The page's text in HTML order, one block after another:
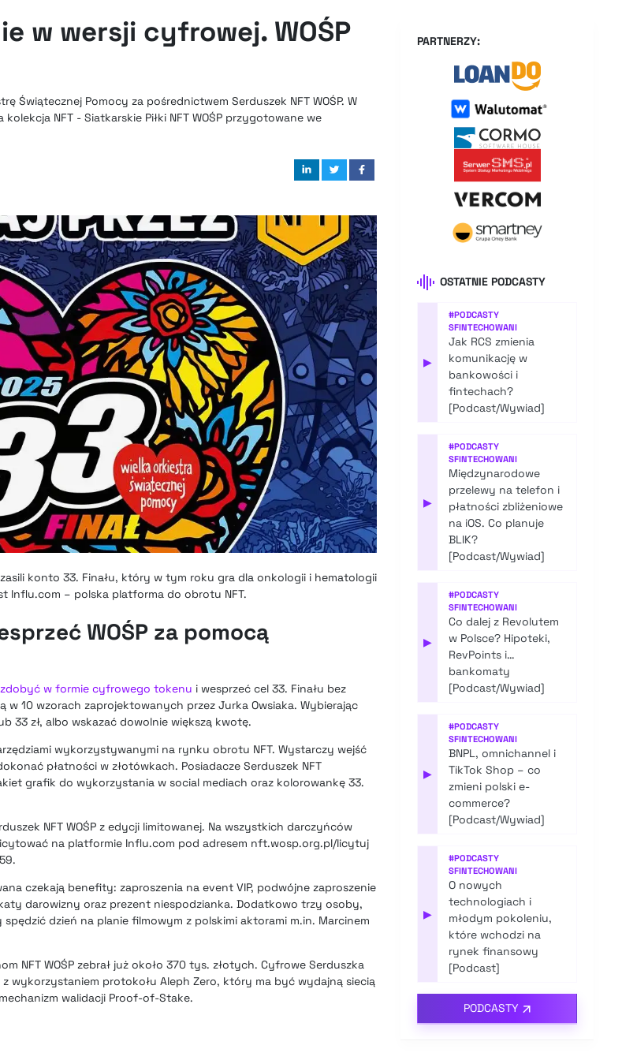
w wersji cyfrowej. WOŚP
Świątecznej Pomocy za pośrednictwem Serduszek NFT WOŚP. W
NFT - Siatkarskie Piłki NFT WOŚP przygotowane we
konto 33. Finału, który w tym roku gra dla onkologii i hematologii
Influ.com – polska platforma do obrotu NFT.
WOŚP za pomocą
zdobyć w formie cyfrowego tokenu i wesprzeć cel 33. Finału bez
w 10 wzorach zaprojektowanych przez Jurka Owsiaka. Wybierając
33 zł, albo wskazać dowolnie większą kwotę.
wykorzystywanymi na rynku obrotu NFT. Wystarczy wejść
płatności w złotówkach. Posiadacze Serduszek NFT
grafik do wykorzystania w social mediach oraz kolorowankę 33.
NFT WOŚP z edycji limitowanej. Na wszystkich darczyńców
na platformie Influ.com pod adresem nft.wosp.org.pl/licytuj
czekają benefity: zaproszenia na event VIP, podwójne zaproszenie
darowizny oraz prezent niespodzianka. Dodatkowo trzy osoby,
dzień na planie filmowym z polskimi aktorami m.in. Marcinem
NFT WOŚP zebrał już około 370 tys. złotych. Cyfrowe Serduszka
z wykorzystaniem protokołu Aleph Zero, który ma być wydajną siecią
walidacji Proof-of-Stake.
PARTNERZY:
OSTATNIE PODCASTY
▶
#PODCASTY
SFINTECHOWANI
Jak RCS zmienia
komunikację w
bankowości i
fintechach?
[Podcast/Wywiad]
▶
#PODCASTY
SFINTECHOWANI
Międzynarodowe
przelewy na telefon i
płatności zbliżeniowe
na iOS. Co planuje
BLIK?
[Podcast/Wywiad]
▶
#PODCASTY
SFINTECHOWANI
Co dalej z Revolutem
w Polsce? Hipoteki,
RevPoints i…
bankomaty
[Podcast/Wywiad]
▶
#PODCASTY
SFINTECHOWANI
BNPL, omnichannel i
TikTok Shop – co
zmieni polski e-
commerce?
[Podcast/Wywiad]
▶
#PODCASTY
SFINTECHOWANI
O nowych
technologiach i
młodym pokoleniu,
które wchodzi na
rynek finansowy
[Podcast]
PODCASTY